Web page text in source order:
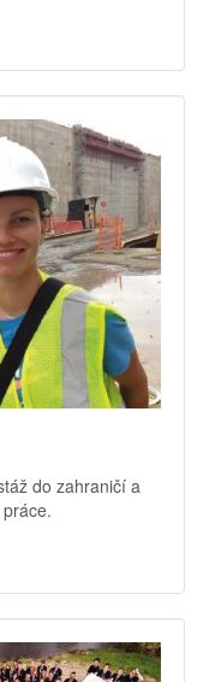
do zahraničí a